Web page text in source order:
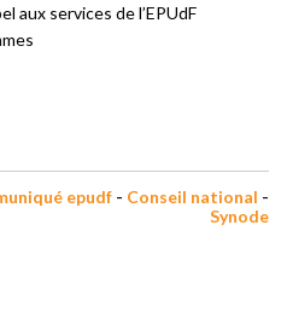
aux services de l’EPUdF
epudf - Conseil national -
Synode